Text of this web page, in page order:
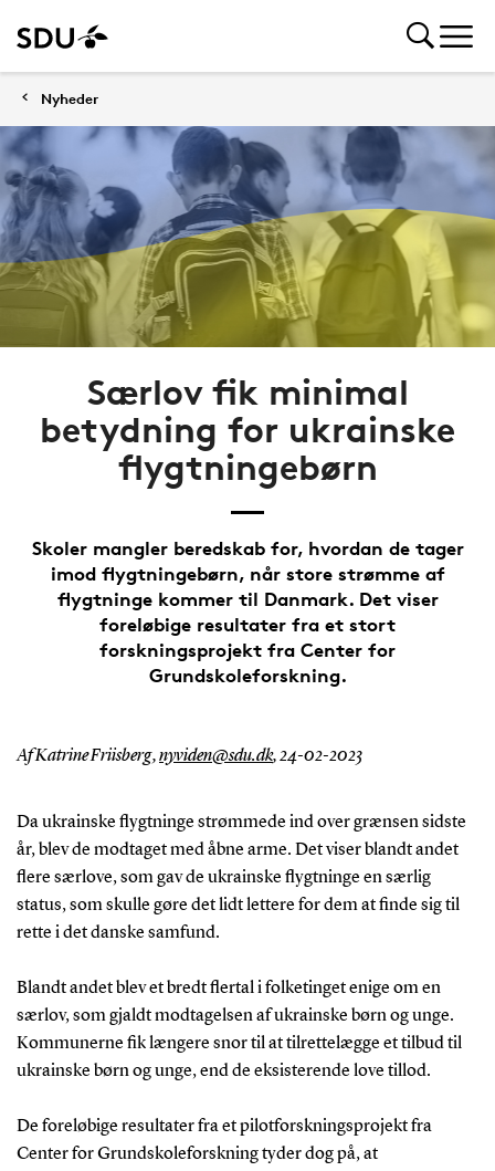
Nyheder
Særlov fik minimal
betydning for ukrainske
flygtningebørn
Skoler mangler beredskab for, hvordan de tager
imod flygtningebørn, når store strømme af
flygtninge kommer til Danmark. Det viser
foreløbige resultater fra et stort
forskningsprojekt fra Center for
Grundskoleforskning.
Af Katrine Friisberg,nyviden@sdu.dk,24-02-2023
Da ukrainske flygtninge strømmede ind over grænsen sidste
år, blev de modtaget med åbne arme. Det viser blandt andet
flere særlove, som gav de ukrainske flygtninge en særlig
status, som skulle gøre det lidt lettere for dem at finde sig til
rette i det danske samfund.
Blandt andet blev et bredt flertal i folketinget enige om en
særlov, som gjaldt modtagelsen af ukrainske børn og unge.
Kommunerne fik længere snor til at tilrettelægge et tilbud til
ukrainske børn og unge, end de eksisterende love tillod.
De foreløbige resultater fra et pilotforskningsprojekt fra
Center for Grundskoleforskning tyder dog på, at